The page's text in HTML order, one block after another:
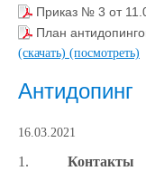
Приказ № 3 от
План
(скачать) (посмотреть)
Антидопинг
16.03.2021
1.
Контакты